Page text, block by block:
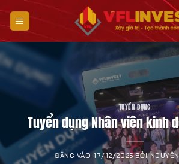
qua
nội
dung
TUYỂN DỤNG
Tuyển dụng Nhân viên kinh
ĐĂNG VÀO 17/12/2025 BỞI